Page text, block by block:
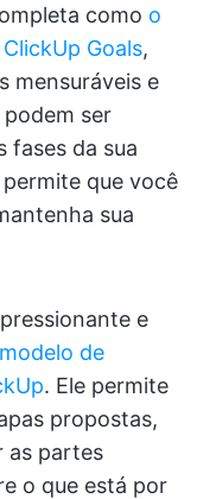
como o
Goals,
mensuráveis e
ser
fases da sua
que você
sua
e
modelo de
. Ele permite
propostas,
as partes
o que está por